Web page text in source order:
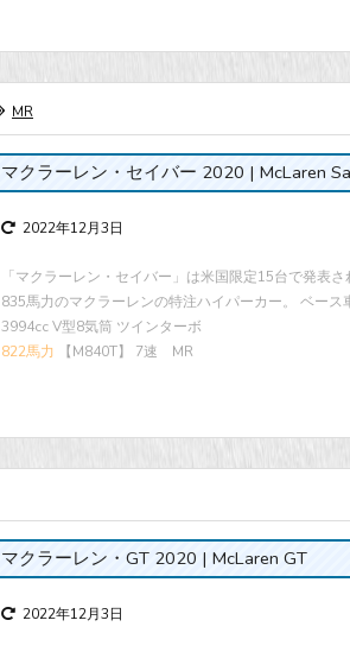
MR
マクラーレン・セイバー 2020 | McLaren
2022年12月3日
「マクラーレン・セイバー」は米国限定15台で発表
835馬力のマクラーレンの特注ハイパーカー。 ベース
3994cc V型8気筒 ツインターボ
822馬力 【M840T】 7速 MR
マクラーレン・GT 2020 | McLaren GT
2022年12月3日